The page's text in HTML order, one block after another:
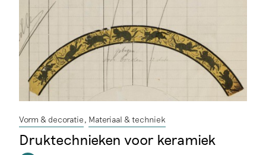
Vorm & decoratie Materiaal & techniek
Druktechnieken voor keramiek